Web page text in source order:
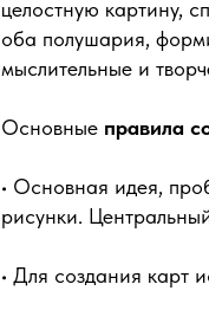
целостную картину,
оба полушария,
мыслительные и
Основные правила
• Основная идея,
рисунки.
• Для создания карт